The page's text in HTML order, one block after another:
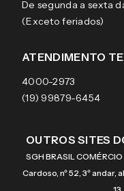
Aviso de privacidade
Termos e condições de
Pagamentos
Garantias
Tecnol
Arnette
Burberry
Óculos de sol
Lentes de contato
De segunda a sexta
(Exceto feriados)
ATENDIMENTO
4000-2973
(19) 99879-6454
OUTROS SITES
SGH BRASIL
Cardoso, nº 52, 3º andar,